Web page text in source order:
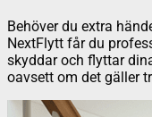
Behöver du extra
NextFlytt får du
skyddar och flyttar
oavsett om det gäller